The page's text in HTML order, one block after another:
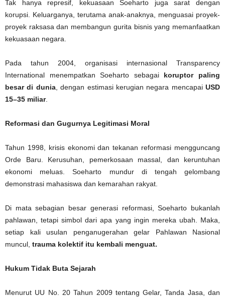
Tak hanya represif, kekuasaan Soeharto juga sarat dengan
korupsi. Keluarganya, terutama anak-anaknya, menguasai proyek-
proyek raksasa dan membangun gurita bisnis yang memanfaatkan
kekuasaan negara.
Pada tahun 2004, organisasi internasional Transparency
International menempatkan Soeharto sebagai koruptor paling
besar di dunia, dengan estimasi kerugian negara mencapai USD
15–35 miliar.
Reformasi dan Gugurnya Legitimasi Moral
Tahun 1998, krisis ekonomi dan tekanan reformasi mengguncang
Orde Baru. Kerusuhan, pemerkosaan massal, dan keruntuhan
ekonomi meluas. Soeharto mundur di tengah gelombang
demonstrasi mahasiswa dan kemarahan rakyat.
Di mata sebagian besar generasi reformasi, Soeharto bukanlah
pahlawan, tetapi simbol dari apa yang ingin mereka ubah. Maka,
setiap kali usulan penganugerahan gelar Pahlawan Nasional
muncul, trauma kolektif itu kembali menguat.
Hukum Tidak Buta Sejarah
Menurut UU No. 20 Tahun 2009 tentang Gelar, Tanda Jasa, dan